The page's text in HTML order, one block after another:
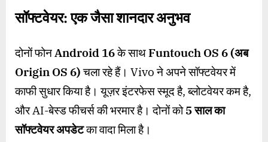
सॉफ्टवेयर: एक जैसा शानदार अनुभव
दोनों फोनAndroid 16के साथFuntouch OS 6 (अब
Origin OS 6)चला रहे हैं। Vivo ने अपने सॉफ्टवेयर में
काफी सुधार किया है। यूज़र इंटरफेस स्मूद है, ब्लोटवेयर कम है,
और AI-बेस्ड फीचर्स की भरमार है। दोनों को5साल का
सॉफ्टवेयर अपडेटका वादा मिला है।